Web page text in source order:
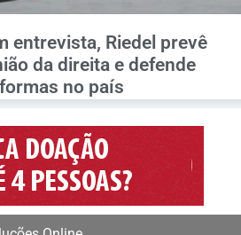
entrevista, Riedel prevê
da direita e defende
no país